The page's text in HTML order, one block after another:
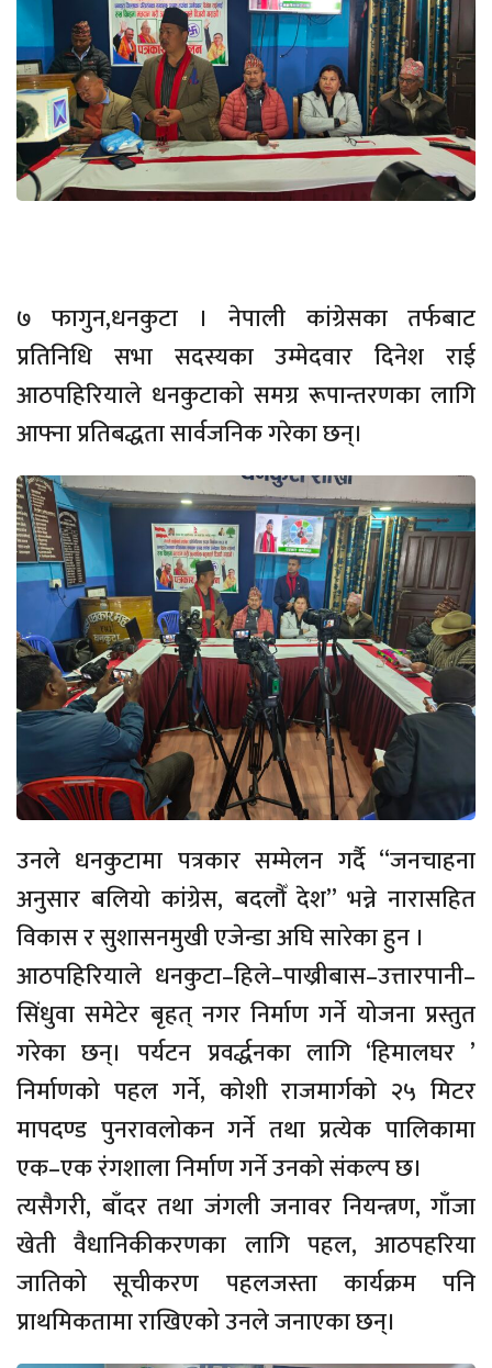
७ फागुन,धनकुटा । नेपाली कांग्रेसका तर्फबाट
प्रतिनिधि सभा सदस्यका उम्मेदवार दिनेश राई
आठपहिरियाले धनकुटाको समग्र रूपान्तरणका लागि
आफ्ना प्रतिबद्धता सार्वजनिक गरेका छन्।
उनले धनकुटामा पत्रकार सम्मेलन गर्दै “जनचाहना
अनुसार बलियो कांग्रेस, बदलौँ देश” भन्ने नारासहित
विकास र सुशासनमुखी एजेन्डा अघि सारेका हुन ।
आठपहिरियाले धनकुटा–हिले–पाख्रीबास–उत्तारपानी–
सिंधुवा समेटेर बृहत् नगर निर्माण गर्ने योजना प्रस्तुत
गरेका छन्। पर्यटन प्रवर्द्धनका लागि ‘हिमालघर ’
निर्माणको पहल गर्ने, कोशी राजमार्गको २५ मिटर
मापदण्ड पुनरावलोकन गर्ने तथा प्रत्येक पालिकामा
एक–एक रंगशाला निर्माण गर्ने उनको संकल्प छ।
त्यसैगरी, बाँदर तथा जंगली जनावर नियन्त्रण, गाँजा
खेती वैधानिकीकरणका लागि पहल, आठपहरिया
जातिको सूचीकरण पहलजस्ता कार्यक्रम पनि
प्राथमिकतामा राखिएको उनले जनाएका छन्।